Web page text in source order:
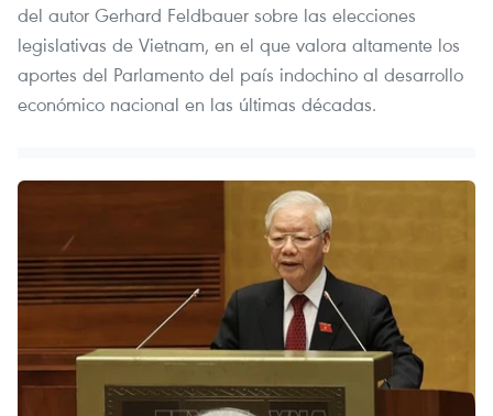
del autor Gerhard Feldbauer sobre las elecciones
legislativas de Vietnam, en el que valora altamente los
aportes del Parlamento del país indochino al desarrollo
económico nacional en las últimas décadas.